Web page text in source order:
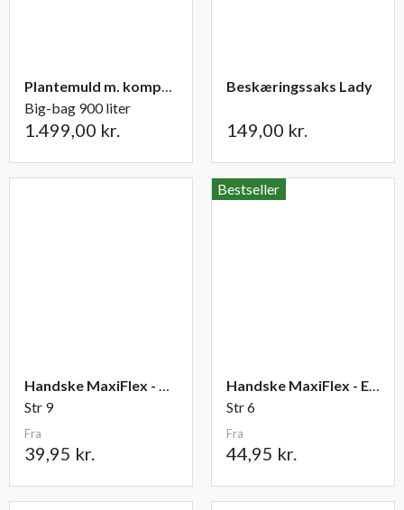
Plantemuld m. kompost fra Champost
Big-bag 900 liter
1.499,00 kr.
Beskæringssaks Lady
149,00 kr.
Handske MaxiFlex - Ultimate
Str 9
Fra
39,95 kr.
Bestseller
Handske MaxiFlex - Endurance
Str 6
Fra
44,95 kr.